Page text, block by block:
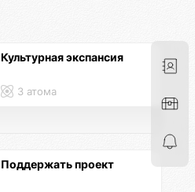
Культурная экспансия
3 атома
Поддержать проект